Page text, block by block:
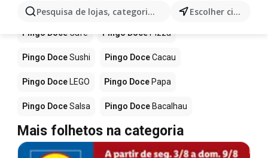
Pesquisa de lojas, categorias,produtos... Escolher cidade
Mais produtos em Pingo Doce
Pingo Doce Café Pingo DocePizza
Pingo DoceSushi Pingo DoceCacau
Pingo Doce LEGO Pingo Doce Papa
Pingo DoceSalsa Pingo Doce Bacalhau
Mais folhetos na categoria